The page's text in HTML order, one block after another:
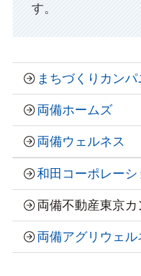
す。
まちづくりカンパ
両備ホームズ
両備ウェルネス
和田コーポレーシ
両備不動産東京カ
両備アグリウェル